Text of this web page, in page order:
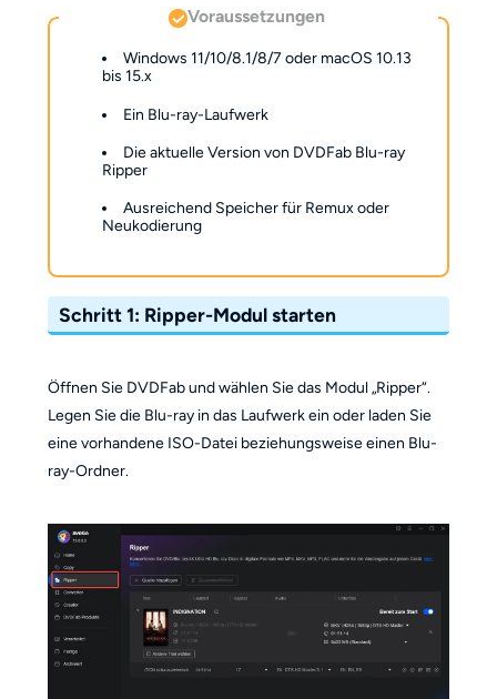
Voraussetzungen
Windows 11/10/8.1/8/7 oder macOS 10.13
bis 15.x
Ein Blu-ray-Laufwerk
Die aktuelle Version von DVDFab Blu-ray
Ripper
Ausreichend Speicher für Remux oder
Neukodierung
Schritt 1: Ripper-Modul starten
Öffnen Sie DVDFab und wählen Sie das Modul „Ripper“.
Legen Sie die Blu-ray in das Laufwerk ein oder laden Sie
eine vorhandene ISO-Datei beziehungsweise einen Blu-
ray-Ordner.